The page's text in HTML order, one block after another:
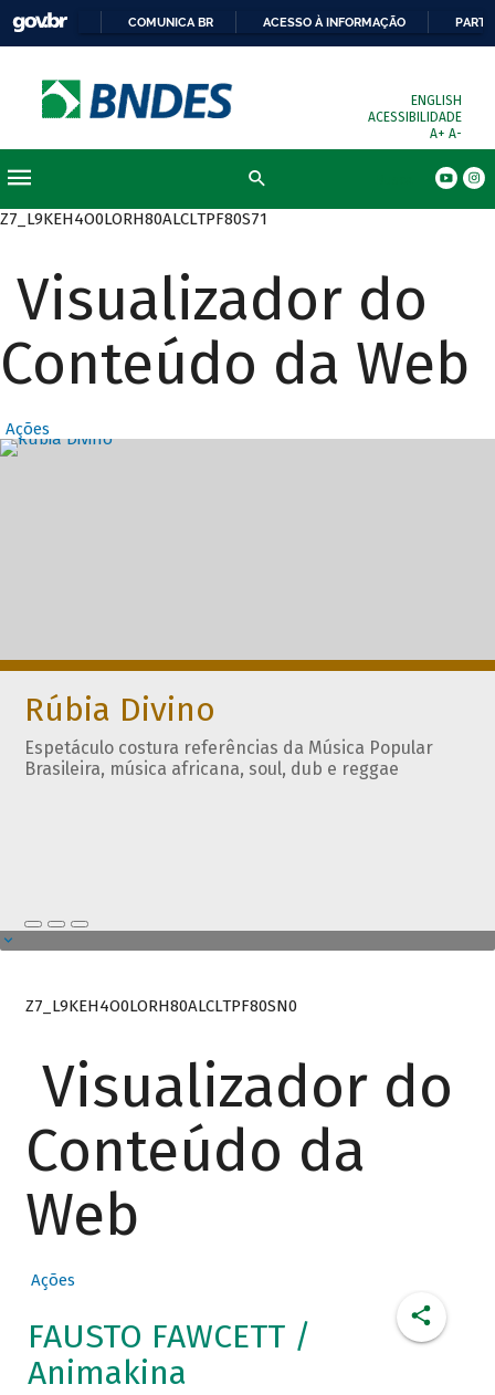
COMUNICA BR ACESSO À INFORMAÇÃO
ENGLISH
ACESSIBILIDADE
A+ A-
Z7_L9KEH4O0LORH80ALCLTPF80S71
Visualizador do
Conteúdo da Web
Ações
Destaques
Rúbia Divino
Espetáculo costura referências da Música Popular
Brasileira, música africana, soul, dub e reggae
Z7_L9KEH4O0LORH80ALCLTPF80SN0
Visualizador do
Conteúdo da
Web
Ações
FAUSTO FAWCETT /
Animakina